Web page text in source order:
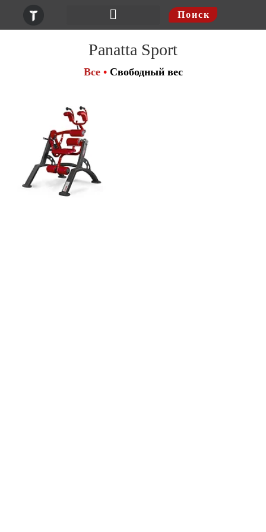
Поиск
Panatta Sport
Все • Свободный вес